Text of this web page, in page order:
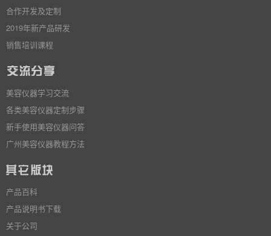
合作开发及定制
2019年新产品研发
销售培训课程
美容仪器学习交流
各类美容仪器定制步骤
新手使用美容仪器问答
广州美容仪器教程方法
产品百科
产品说明书下载
关于公司